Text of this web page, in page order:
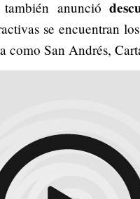
anunció
se encuentran
como San Andrés,